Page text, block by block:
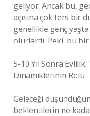
geliyor. Ancak bu,
açısına çok ters bir
genellikle genç
olurlardı. Peki, bu
5-10 Yıl Sonra
Dinamiklerinin Rolü
Geleceği
beklentilerin ne